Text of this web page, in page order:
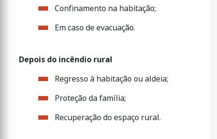
Confinamento na habitação;
Em caso de evacuação.
Depois do incêndio rural
Regresso à habitação ou aldeia;
Proteção da família;
Recuperação do espaço rural.